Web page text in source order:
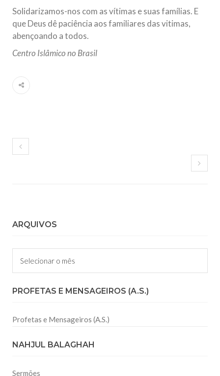
Solidarizamos-nos com as vítimas e suas famílias. E
que Deus dê paciência aos familiares das vitimas,
abençoando a todos.
Centro Islâmico no Brasil
ARQUIVOS
Arquivos
PROFETAS E MENSAGEIROS (A.S.)
Profetas e Mensageiros (A.S.)
NAHJUL BALAGHAH
Sermões